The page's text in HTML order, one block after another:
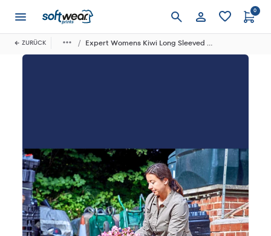
Anmelden
0
ZURÜCK Expert Womens Kiwi Long Sleeved Shirt